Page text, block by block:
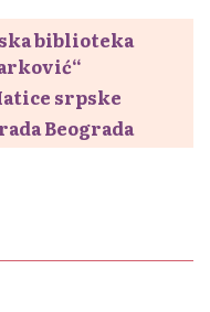
biblioteka
srpske
Beograda